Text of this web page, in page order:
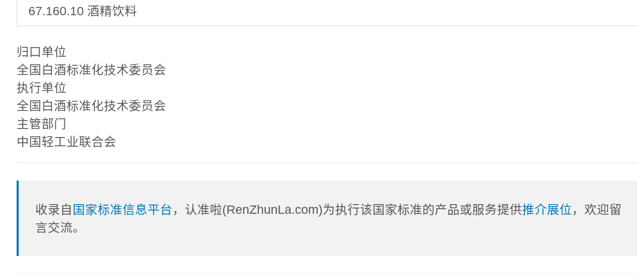
67.160.10 酒精饮料
归口单位
全国白酒标准化技术委员会
执行单位
全国白酒标准化技术委员会
主管部门
中国轻工业联合会
收录自 国家标准信息平台 ，认准啦(RenZhunLa.com)为执行该国家标准的产品或服务提供推介展位 ，欢迎留
言交流。